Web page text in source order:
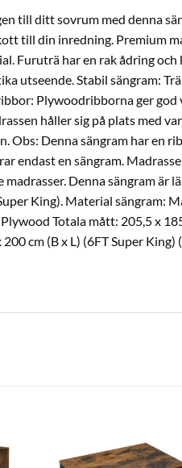
till ditt sovrum med denna
till din inredning. Premium
Furuträ har en rak ådring
utseende. Stabil sängram:
Plywoodribborna ger
håller sig på plats med
Obs: Denna sängram har en
endast en sängram.
Denna sängram är
King). Material sängram:
Totala mått: 205,5 x
cm (B x L) (6FT Super